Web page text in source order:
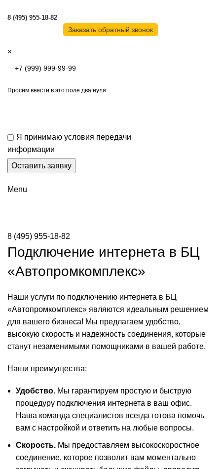
8 (495) 955-18-82
Заказать обратный звонок
×
Просим ввести в это поле два нуля:
Я принимаю условия передачи
информации
Menu
8 (495) 955-18-82
Подключение интернета в БЦ
«Автопромкомплекс»
Наши услуги по подключению интернета в БЦ
«Автопромкомплекс» являются идеальным решением
для вашего бизнеса! Мы предлагаем удобство,
высокую скорость и надежность соединения, которые
станут незаменимыми помощниками в вашей работе.
Наши преимущества:
Удобство. Мы гарантируем простую и быструю
процедуру подключения интернета в ваш офис.
Наша команда специалистов всегда готова помочь
вам с настройкой и ответить на любые вопросы.
Скорость. Мы предоставляем высокоскоростное
соединение, которое позволит вам моментально